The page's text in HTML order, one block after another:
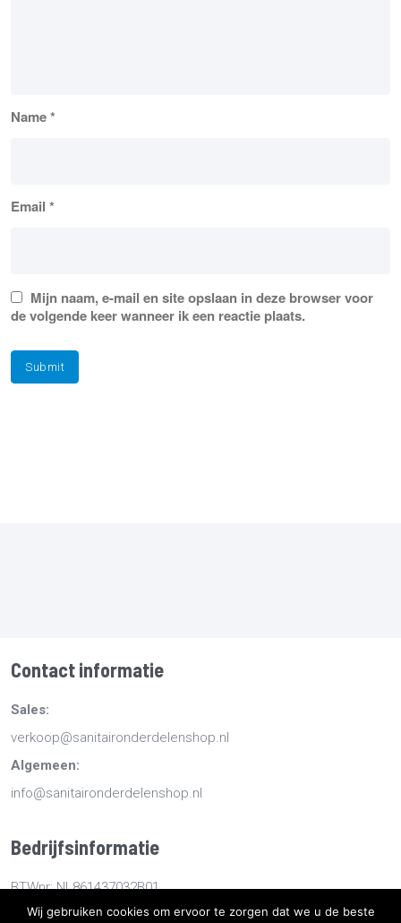
Name*
Email *
Mijn naam, e-mail en site opslaan in deze browser voor
de volgende keer wanneer ik een reactie plaats.
Contact informatie
Sales:
verkoop@sanitaironderdelenshop.nl
Algemeen:
info@sanitaironderdelenshop.nl
Bedrijfsinformatie
BTWnr: NL861437032B01
KvKnr: 78527112
Wij gebruiken cookies om ervoor te zorgen dat we u de beste